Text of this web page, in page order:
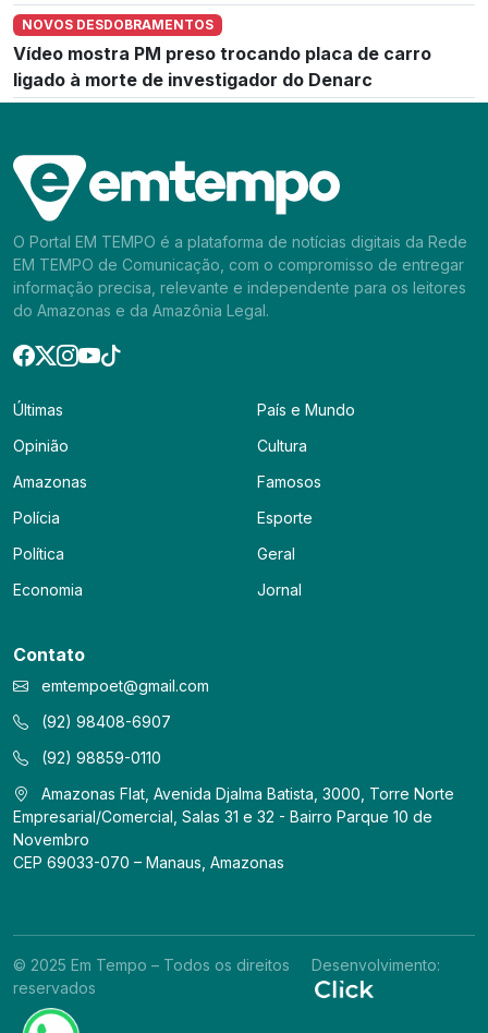
NOVOS DESDOBRAMENTOS
Vídeo mostra PM preso trocando placa de carro
ligado à morte de investigador do Denarc
O Portal EM TEMPO é a plataforma de notícias digitais da Rede
EM TEMPO de Comunicação, com o compromisso de entregar
informação precisa, relevante e independente para os leitores
do Amazonas e da Amazônia Legal.
Últimas
Opinião
Amazonas
Polícia
Política
Economia
País e Mundo
Cultura
Famosos
Esporte
Geral
Jornal
Contato
emtempoet@gmail.com
(92) 98408-6907
(92) 98859-0110
Amazonas Flat, Avenida Djalma Batista, 3000, Torre Norte
Empresarial/Comercial, Salas 31 e 32 - Bairro Parque 10 de
Novembro
CEP 69033-070 – Manaus, Amazonas
© 2025 Em Tempo – Todos os direitos
reservados
Desenvolvimento: